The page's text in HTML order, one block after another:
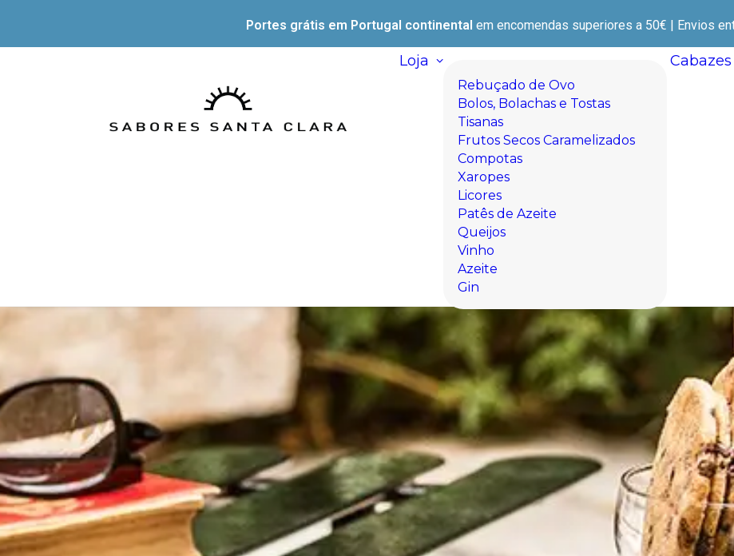
Portes grátis em Portugal continental em encomendas superiores a 50€ | Envios
Loja
Rebuçado de Ovo
Bolos, Bolachas e Tostas
Tisanas
Frutos Secos Caramelizados
Compotas
Xaropes
Licores
Patês de Azeite
Queijos
Vinho
Azeite
Gin
Cabazes